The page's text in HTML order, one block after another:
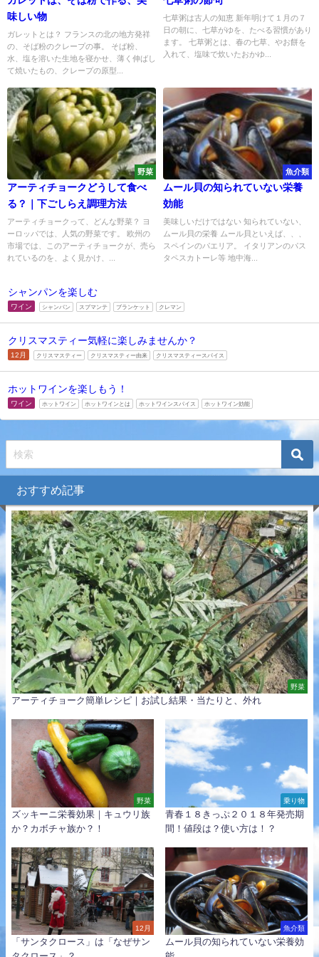
味しい物
ガレットとは？ フランスの北の地方発祥
の、そば粉のクレープの事。 そば粉、
水、塩を溶いた生地を寝かせ、薄く伸ばし
て焼いたもの、クレープの原型...
七草粥は古人の知恵 新年明けて１月の７
日の朝に、七草がゆを、たべる習慣があり
ます。 七草粥とは、春の七草、やお餅を
入れて、塩味で炊いたおかゆ...
野菜
アーティチョークどうして食べ
る？｜下ごしらえ調理方法
アーティチョークって、どんな野菜？ ヨ
ーロッパでは、人気の野菜です。 欧州の
市場では、このアーティチョークが、売ら
れているのを、よく見かけ、...
魚介類
ムール貝の知られていない栄養
効能
美味しいだけではない 知られていない、
ムール貝の栄養 ムール貝といえば、、、
スペインのパエリア。 イタリアンのパス
タペスカトーレ等 地中海...
シャンパンを楽しむ
ワイン シャンパン スプマンテ ブランケット クレマン
クリスマスティー気軽に楽しみませんか？
12月 クリスマスティー クリスマスティー由来 クリスマスティースパイス
ホットワインを楽しもう！
ワイン ホットワイン ホットワインとは ホットワインスパイス ホットワイン効能
おすすめ記事
野菜
アーティチョーク簡単レシピ｜お試し結果・当たりと、外れ
野菜
ズッキーニ栄養効果｜キュウリ族
か？カボチャ族か？！
乗り物
青春１８きっぷ２０１８年発売期
間！値段は？使い方は！？
12月
「サンタクロース」は「なぜサン
魚介類
ムール貝の知られていない栄養効